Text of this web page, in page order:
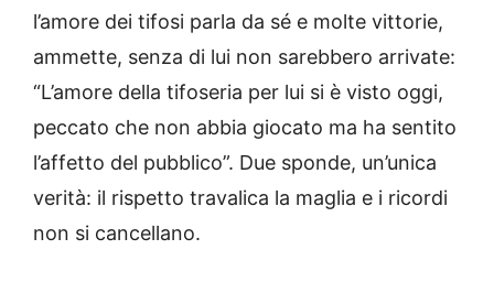
l’amore dei tifosi parla da sé e molte vittorie,
ammette, senza di lui non sarebbero arrivate:
“L’amore della tifoseria per lui si è visto oggi,
peccato che non abbia giocato ma ha sentito
l’affetto del pubblico”. Due sponde, un’unica
verità: il rispetto travalica la maglia e i ricordi
non si cancellano.